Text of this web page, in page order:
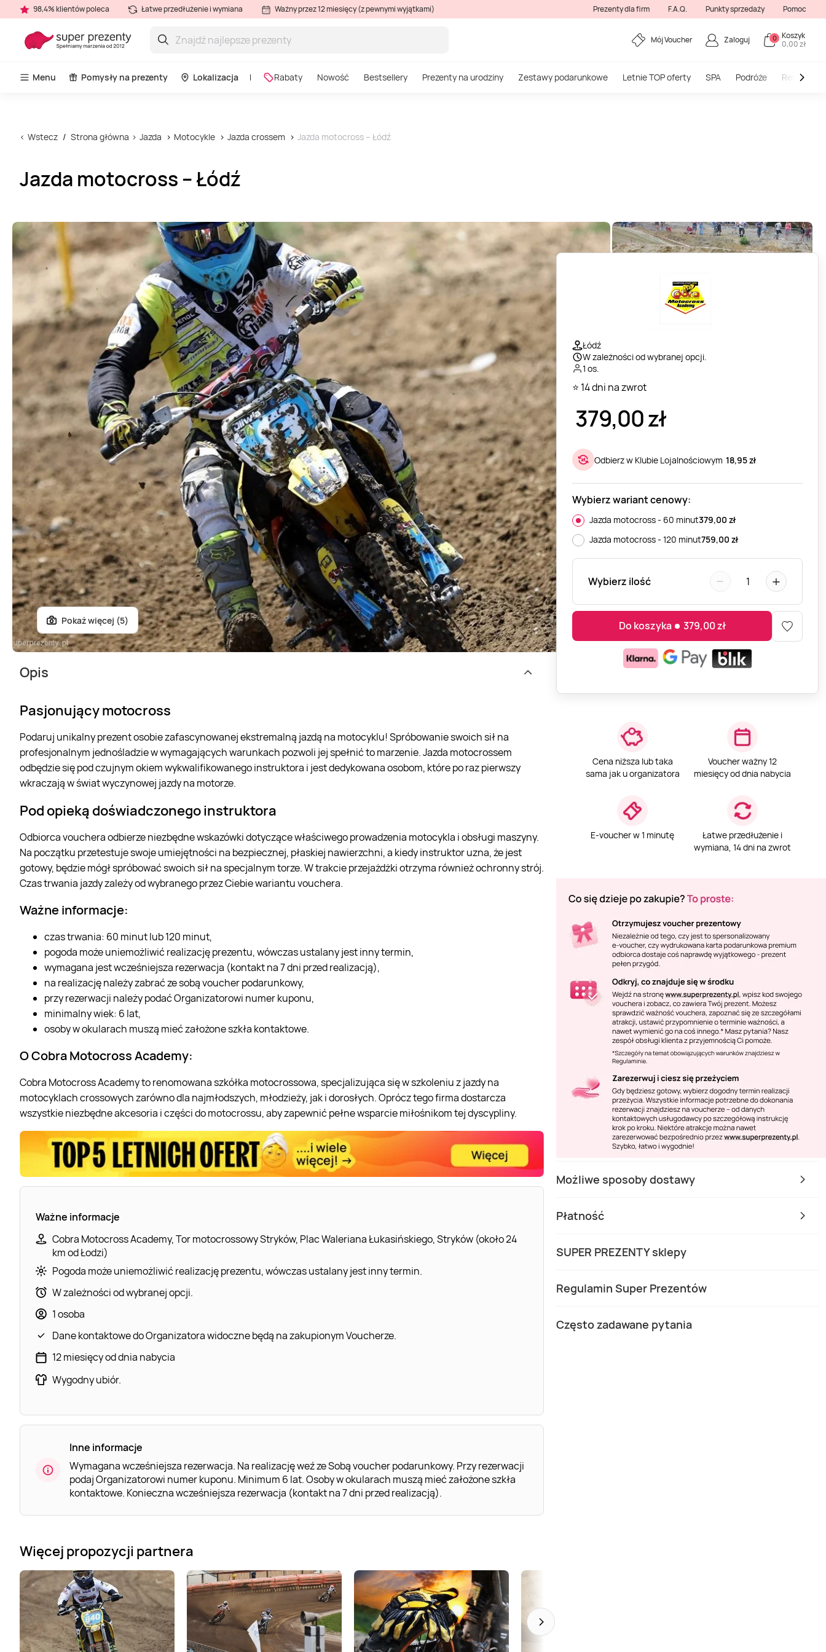
98,4% klientów poleca Łatwe przedłużenie i wymiana Ważny przez 12 miesięcy (z pewnymi wyjątkami) Prezenty dla firm F.A.Q. Punkty sprzedaży Pomoc
Mój Voucher Zaloguj 0 Koszyk
0,00 zł
Menu Pomysły na prezenty Lokalizacja Rabaty Nowość Bestsellery Prezenty na urodziny Zestawy podarunkowe Letnie TOP oferty SPA Podróże
Wstecz Strona główna Jazda Motocykle Jazda crossem Jazda motocross – Łódź
Jazda motocross – Łódź
Pokaż więcej (5)
Łódź
W zależności od wybranej opcji.
1 os.
⭐ 14 dni na zwrot
379,00zł
Odbierz w Klubie Lojalnościowym 18,95 zł
Wybierz wariant cenowy:
Jazda motocross - 60 minut379,00 zł
Jazda motocross - 120 minut759,00 zł
Wybierz ilość − 1 +
Do koszyka 379,00zł
Cena niższa lub taka
sama jak u organizatora
Voucher ważny 12
miesięcy od dnia nabycia
E-voucher w 1 minutę
Łatwe przedłużenie i
wymiana, 14 dni na zwrot
Możliwe sposoby dostawy
Płatność
SUPER PREZENTY sklepy
Regulamin Super Prezentów
Często zadawane pytania
Opis
Pasjonujący motocross
Podaruj unikalny prezent osobie zafascynowanej ekstremalną jazdą na motocyklu! Spróbowanie swoich sił na
profesjonalnym jednośladzie w wymagających warunkach pozwoli jej spełnić to marzenie. Jazda motocrossem
odbędzie się pod czujnym okiem wykwalifikowanego instruktora i jest dedykowana osobom, które po raz pierwszy
wkraczają w świat wyczynowej jazdy na motorze.
Pod opieką doświadczonego instruktora
Odbiorca vouchera odbierze niezbędne wskazówki dotyczące właściwego prowadzenia motocykla i obsługi maszyny.
Na początku przetestuje swoje umiejętności na bezpiecznej, płaskiej nawierzchni, a kiedy instruktor uzna, że jest
gotowy, będzie mógł spróbować swoich sił na specjalnym torze. W trakcie przejażdżki otrzyma również ochronny strój.
Czas trwania jazdy zależy od wybranego przez Ciebie wariantu vouchera.
Ważne informacje:
czas trwania: 60 minut lub 120 minut,
pogoda może uniemożliwić realizację prezentu, wówczas ustalany jest inny termin,
wymagana jest wcześniejsza rezerwacja (kontakt na 7 dni przed realizacją),
na realizację należy zabrać ze sobą voucher podarunkowy,
przy rezerwacji należy podać Organizatorowi numer kuponu,
minimalny wiek: 6 lat,
osoby w okularach muszą mieć założone szkła kontaktowe.
O Cobra Motocross Academy:
Cobra Motocross Academy to renomowana szkółka motocrossowa, specjalizująca się w szkoleniu z jazdy na
motocyklach crossowych zarówno dla najmłodszych, młodzieży, jak i dorosłych. Oprócz tego firma dostarcza
wszystkie niezbędne akcesoria i części do motocrossu, aby zapewnić pełne wsparcie miłośnikom tej dyscypliny.
Ważne informacje
Cobra Motocross Academy, Tor motocrossowy Stryków, Plac Waleriana Łukasińskiego, Stryków (około 24
km od Łodzi)
Pogoda może uniemożliwić realizację prezentu, wówczas ustalany jest inny termin.
W zależności od wybranej opcji.
1 osoba
Dane kontaktowe do Organizatora widoczne będą na zakupionym Voucherze.
12 miesięcy od dnia nabycia
Wygodny ubiór.
Inne informacje
Wymagana wcześniejsza rezerwacja. Na realizację weź ze Sobą voucher podarunkowy. Przy rezerwacji
podaj Organizatorowi numer kuponu. Minimum 6 lat. Osoby w okularach muszą mieć założone szkła
kontaktowe. Konieczna wcześniejsza rezerwacja (kontakt na 7 dni przed realizacją).
Więcej propozycji partnera